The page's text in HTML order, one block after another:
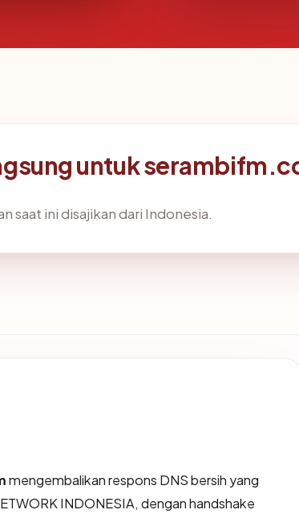
untuk
saat ini disajikan dari Indonesia.
mengembalikan respons DNS bersih yang
INDONESIA, dengan handshake